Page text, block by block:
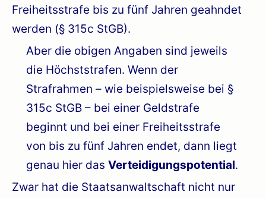
Freiheitsstrafe bis zu fünf Jahren geahndet
werden (§ 315c StGB).
Aber die obigen Angaben sind jeweils
die Höchststrafen. Wenn der
Strafrahmen – wie beispielsweise bei §
315c StGB – bei einer Geldstrafe
beginnt und bei einer Freiheitsstrafe
von bis zu fünf Jahren endet, dann liegt
genau hier das Verteidigungspotential.
Zwar hat die Staatsanwaltschaft nicht nur